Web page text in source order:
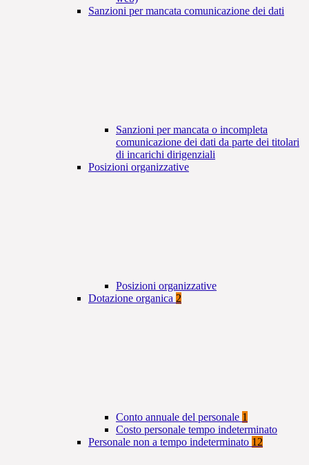
Sanzioni per mancata comunicazione dei dati
Sanzioni per mancata o incompleta
comunicazione dei dati da parte dei titolari
di incarichi dirigenziali
Posizioni organizzative
Posizioni organizzative
Dotazione organica 2
Conto annuale del personale 1
Costo personale tempo indeterminato
Personale non a tempo indeterminato 12